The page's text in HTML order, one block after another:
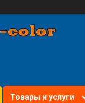
Товары и услуги